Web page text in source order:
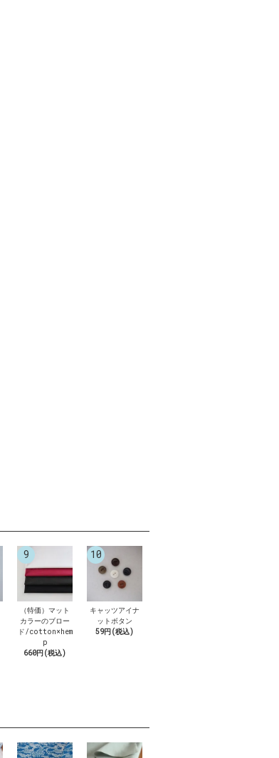
9
（特価）マット
カラーのブロー
ド/cotton×hem
p
660円(税込)
10
キャッツアイナ
ットボタン
59円(税込)